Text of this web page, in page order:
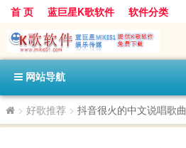
首 页 蓝巨星K歌软件 软件分类
网站导航
> 好歌推荐 > 抖音很火的中文说唱歌曲